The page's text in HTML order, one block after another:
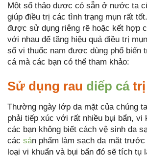
Một số thảo dược có sẵn ở nước ta
giúp điều trị các tình trạng mụn rất
được sử dụng riêng rẽ hoặc kết hợp
với nhau để tăng hiệu quả điều trị
số vị thuốc nam được dùng phổ biến
cá mà các bạn có thể tham khảo:
Sử dụng rau diếp cátrị
Thường ngày lớp da mặt của chúng
phải tiếp xúc với rất nhiều bụi bẩn, vi
các bạn không biết cách vệ sinh da
các sản phẩm làm sạch da mặt
loại vi khuẩn và bụi bẩn đó sẽ tích tụ